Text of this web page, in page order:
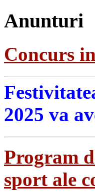
Anunturi
Concurs
2025 va
Program
sport ale